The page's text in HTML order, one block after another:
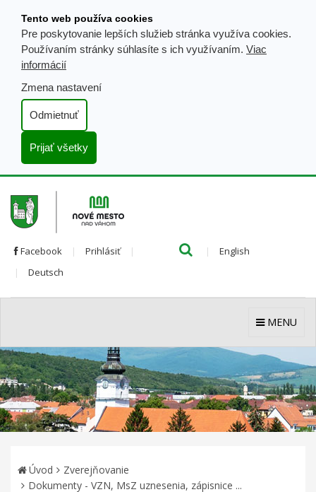
obsahu
Tento web používa cookies
Pre poskytovanie lepších služieb stránka využíva cookies.
Používaním stránky súhlasíte s ich využívaním. Viac
informácií
Zmena nastavení
Odmietnuť
Prijať všetky
Facebook Prihlásiť English
Deutsch
MENU
Úvod
Zverejňovanie
Dokumenty - VZN, MsZ uznesenia, zápisnice ...